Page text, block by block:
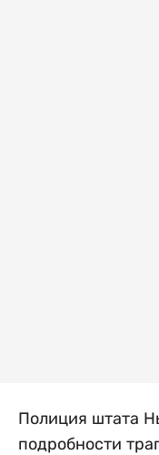
Полиция штата
подробности